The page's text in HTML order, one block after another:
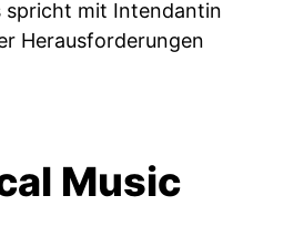
spricht mit Intendantin
Herausforderungen
Music